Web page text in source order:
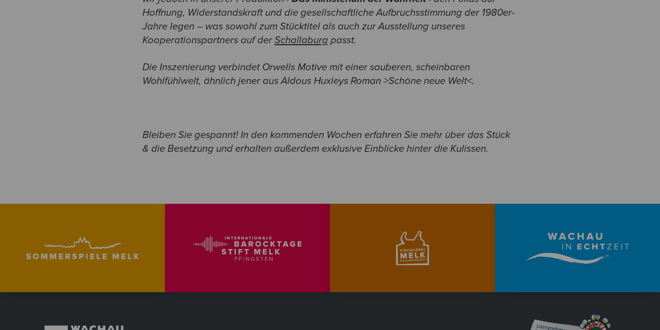
Hoffnung, Widerstandskraft und die gesellschaftliche Aufbruchsstimmung der 1980er-
Jahre legen – was sowohl zum Stücktitel als auch zur Ausstellung unseres
Kooperationspartners auf derSchallaburg passt.
Die Inszenierung verbindet Orwells Motive mit einer sauberen, scheinbaren
Wohlfühlwelt, ähnlich jener aus Aldous Huxleys Roman >Schöne neue Welt<.
Bleiben Sie gespannt! In den kommenden Wochen erfahren Sie mehr über das Stück
& die Besetzung und erhalten außerdem exklusive Einblicke hinter die Kulissen.